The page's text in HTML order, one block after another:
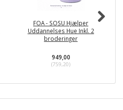
FOA - SOSU Hjælper
Uddannelses Hue Inkl. 2
broderinger
949,00
(759,20)